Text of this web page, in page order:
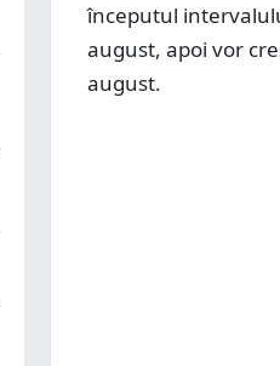
începutul
august, apoi vor
august.